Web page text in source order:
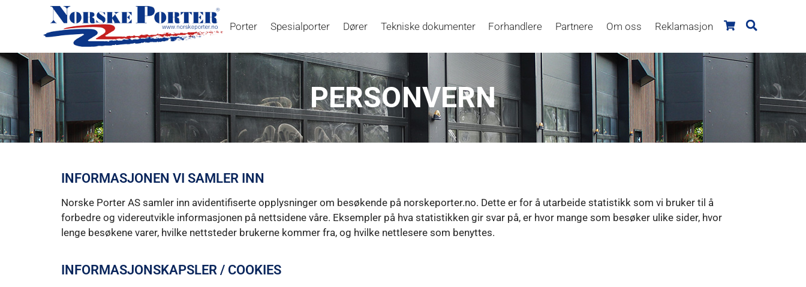
Porter Spesialporter Dører Tekniske dokumenter Forhandlere Partnere Om oss Reklamasjon
PERSONVERN
INFORMASJONEN VI SAMLER INN
Norske Porter AS samler inn avidentifiserte opplysninger om besøkende på norskeporter.no. Dette er for å utarbeide statistikk som vi bruker til å
forbedre og videreutvikle informasjonen på nettsidene våre. Eksempler på hva statistikken gir svar på, er hvor mange som besøker ulike sider, hvor
lenge besøkene varer, hvilke nettsteder brukerne kommer fra, og hvilke nettlesere som benyttes.
INFORMASJONSKAPSLER / COOKIES